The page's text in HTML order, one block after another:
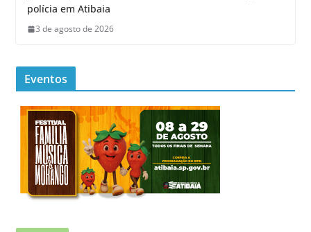
polícia em Atibaia
3 de agosto de 2026
Eventos